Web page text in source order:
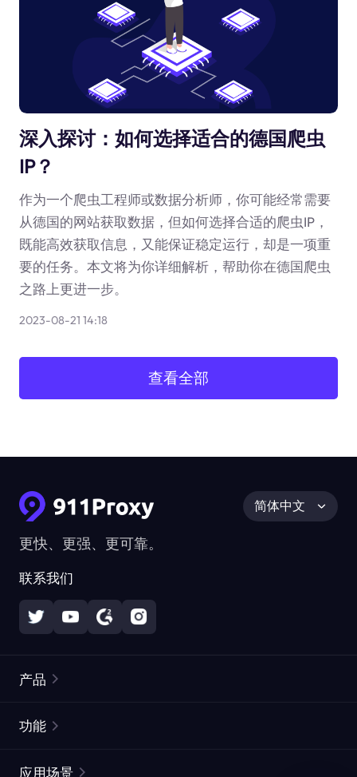
深入探讨：如何选择适合的德国爬虫
IP？
作为一个爬虫工程师或数据分析师，你可能经常需要
从德国的网站获取数据，但如何选择合适的爬虫IP，
既能高效获取信息，又能保证稳定运行，却是一项重
要的任务。本文将为你详细解析，帮助你在德国爬虫
之路上更进一步。
2023-08-21 14:18
查看全部
更快、更强、更可靠。
联系我们
简体中文
产品
静态住宅代理
功能
应用场景